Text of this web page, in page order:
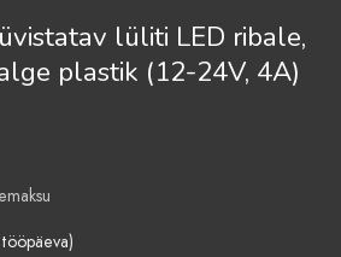
lüliti LED ribale,
plastik (12-24V, 4A)